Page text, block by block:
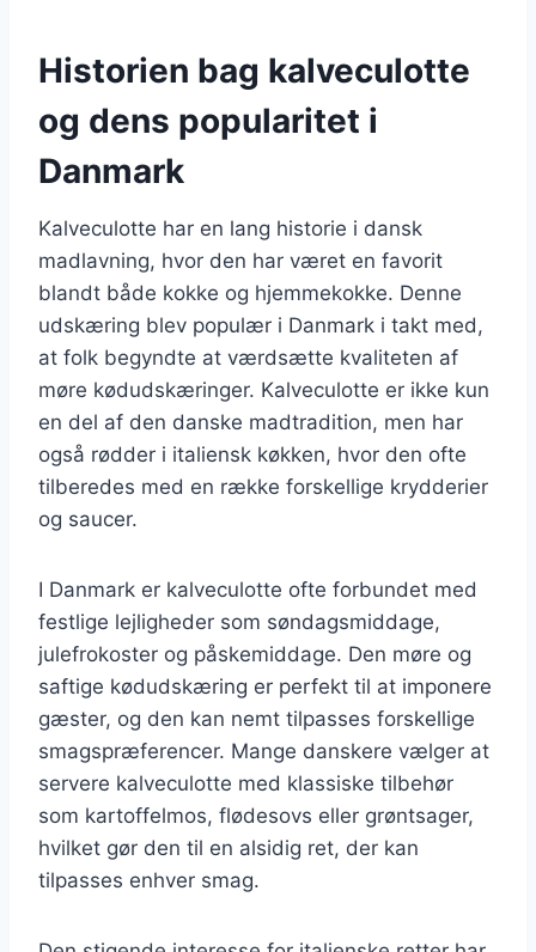
Historien bag kalveculotte
og dens popularitet i
Danmark
Kalveculotte har en lang historie i dansk
madlavning, hvor den har været en favorit
blandt både kokke og hjemmekokke. Denne
udskæring blev populær i Danmark i takt med,
at folk begyndte at værdsætte kvaliteten af
møre kødudskæringer. Kalveculotte er ikke kun
en del af den danske madtradition, men har
også rødder i italiensk køkken, hvor den ofte
tilberedes med en række forskellige krydderier
og saucer.
I Danmark er kalveculotte ofte forbundet med
festlige lejligheder som søndagsmiddage,
julefrokoster og påskemiddage. Den møre og
saftige kødudskæring er perfekt til at imponere
gæster, og den kan nemt tilpasses forskellige
smagspræferencer. Mange danskere vælger at
servere kalveculotte med klassiske tilbehør
som kartoffelmos, flødesovs eller grøntsager,
hvilket gør den til en alsidig ret, der kan
tilpasses enhver smag.